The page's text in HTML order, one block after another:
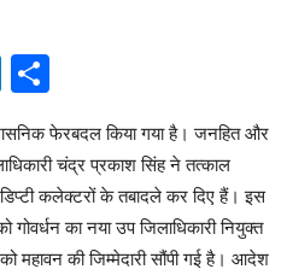
LinkedIn
फेरबदल किया गया है। जनहित और
चंद्र प्रकाश सिंह ने तत्काल
कलेक्टरों के तबादले कर दिए हैं। ​इस
का नया उप जिलाधिकारी नियुक्त
महावन की जिम्मेदारी सौंपी गई है। आदेश